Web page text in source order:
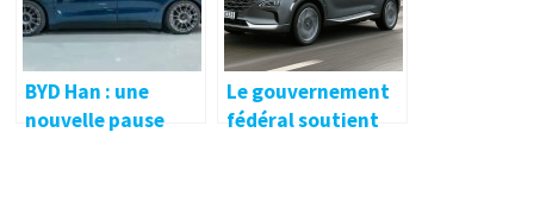
BYD Han : une
nouvelle pause
Le gouvernement
fédéral soutient